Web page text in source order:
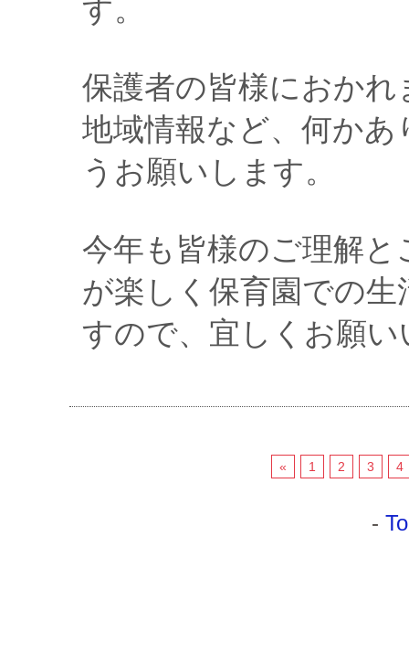
す。
保護者の皆様におか
地域情報など、何か
うお願いします。
今年も皆様のご理解
が楽しく保育園での
すので、宜しくお願
« 1 2 3 4
-